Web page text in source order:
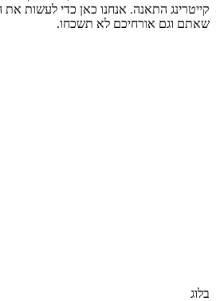
קייטרינג התאנה. אנחנו כאן כדי לעשות
שאתם וגם אורחיכם לא תשכחו.
בלוג